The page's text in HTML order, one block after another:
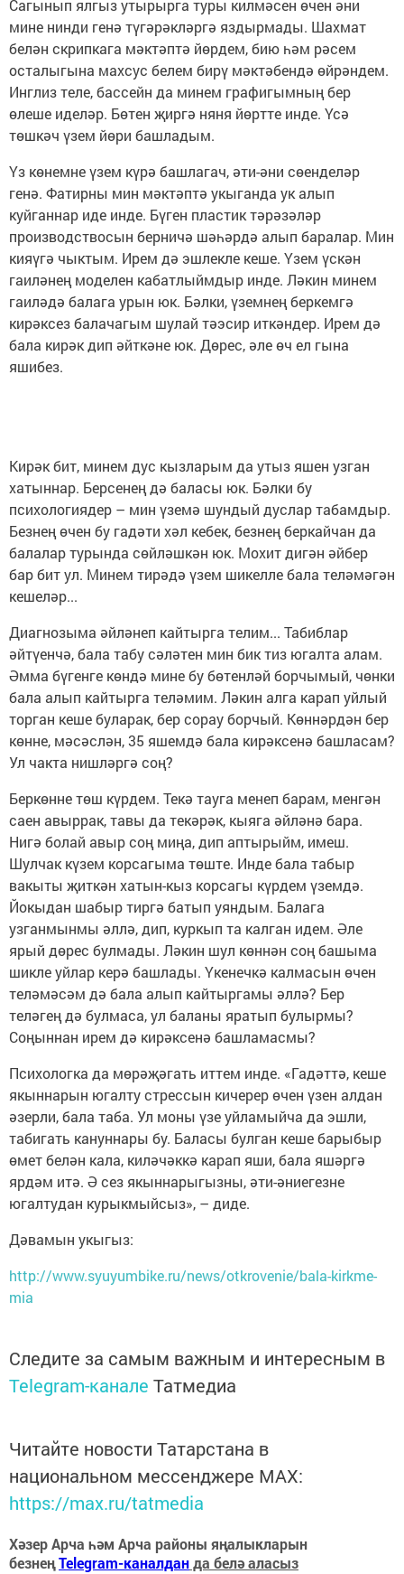
Сагынып ялгыз утырырга туры килмәсен өчен әни
мине нинди генә түгәрәкләргә яздырмады. Шахмат
белән скрипкага мәктәптә йөрдем, бию һәм рәсем
осталыгына махсус белем бирү мәктәбендә өйрәндем.
Инглиз теле, бассейн да минем графигымның бер
өлеше иделәр. Бөтен җиргә няня йөртте инде. Үсә
төшкәч үзем йөри башладым.
Үз көнемне үзем күрә башлагач, әти-әни сөенделәр
генә. Фатирны мин мәктәптә укыганда ук алып
куйганнар иде инде. Бүген пластик тәрәзәләр
производствосын берничә шәһәрдә алып баралар. Мин
кияүгә чыктым. Ирем дә эшлекле кеше. Үзем үскән
гаиләнең моделен кабатлыймдыр инде. Ләкин минем
гаиләдә балага урын юк. Бәлки, үземнең беркемгә
кирәксез балачагым шулай тәэсир иткәндер. Ирем дә
бала кирәк дип әйткәне юк. Дөрес, әле өч ел гына
яшибез.
Кирәк бит, минем дус кызларым да утыз яшен узган
хатыннар. Берсенең дә баласы юк. Бәлки бу
психологиядер – мин үземә шундый дуслар табамдыр.
Безнең өчен бу гадәти хәл кебек, безнең беркайчан да
балалар турында сөйләшкән юк. Мохит дигән әйбер
бар бит ул. Минем тирәдә үзем шикелле бала теләмәгән
кешеләр...
Диагнозыма әйләнеп кайтырга телим... Табиблар
әйтүенчә, бала табу сәләтен мин бик тиз югалта алам.
Әмма бүгенге көндә мине бу бөтенләй борчымый, чөнки
бала алып кайтырга теләмим. Ләкин алга карап уйлый
торган кеше буларак, бер сорау борчый. Көннәрдән бер
көнне, мәсәслән, 35 яшемдә бала кирәксенә башласам?
Ул чакта нишләргә соң?
Беркөнне төш күрдем. Текә тауга менеп барам, менгән
саен авыррак, тавы да текәрәк, кыяга әйләнә бара.
Нигә болай авыр соң миңа, дип аптырыйм, имеш.
Шулчак күзем корсагыма төште. Инде бала табыр
вакыты җиткән хатын-кыз корсагы күрдем үземдә.
Йокыдан шабыр тиргә батып уяндым. Балага
узганмынмы әллә, дип, куркып та калган идем. Әле
ярый дөрес булмады. Ләкин шул көннән соң башыма
шикле уйлар керә башлады. Үкенечкә калмасын өчен
теләмәсәм дә бала алып кайтыргамы әллә? Бер
теләгең дә булмаса, ул баланы яратып булырмы?
Соңыннан ирем дә кирәксенә башламасмы?
Психологка да мөрәҗәгать иттем инде. «Гадәттә, кеше
якыннарын югалту стрессын кичерер өчен үзен алдан
әзерли, бала таба. Ул моны үзе уйламыйча да эшли,
табигать кануннары бу. Баласы булган кеше барыбыр
өмет белән кала, киләчәккә карап яши, бала яшәргә
ярдәм итә. Ә сез якыннарыгызны, әти-әниегезне
югалтудан курыкмыйсыз», – диде.
Дәвамын укыгыз:
http://www.syuyumbike.ru/news/otkrovenie/bala-kirkme-
mia
Следите за самым важным и интересным в
Telegram-канале Татмедиа
Читайте новости Татарстана в
национальном мессенджере MАХ:
https://max.ru/tatmedia
Хәзер Арча һәм Арча районы яңалыкларын
безнеңTelegram-каналданда белә аласыз